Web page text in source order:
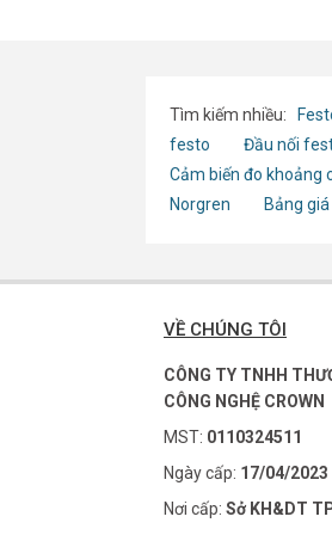
Tìm kiếm nhiều:
festo
Đầu nối
Cảm biến đo khoảng
Norgren
Bảng
VỀ CHÚNG TÔI
CÔNG TY TNHH
CÔNG NGHỆ CROWN
MST: 0110324511
Ngày cấp: 17/04/2023
Nơi cấp: Sở KH&DT